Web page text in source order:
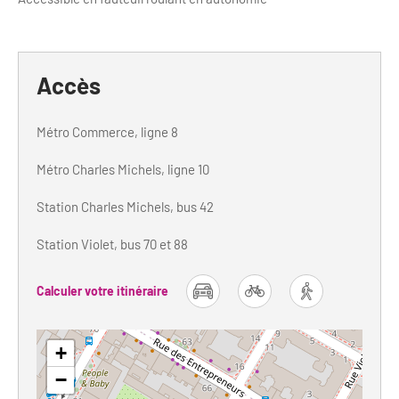
Accès
Métro Commerce, ligne 8
Métro Charles Michels, ligne 10
Station Charles Michels, bus 42
Station Violet, bus 70 et 88
Calculer votre itinéraire
car bike foot
+
−